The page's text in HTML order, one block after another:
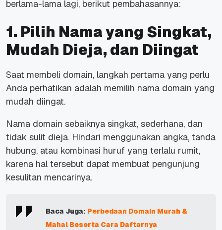
berlama-lama lagi, berikut pembahasannya:
1. Pilih Nama yang Singkat,
Mudah Dieja, dan Diingat
Saat membeli domain, langkah pertama yang perlu
Anda perhatikan adalah memilih nama domain yang
mudah diingat.
Nama domain sebaiknya singkat, sederhana, dan
tidak sulit dieja. Hindari menggunakan angka, tanda
hubung, atau kombinasi huruf yang terlalu rumit,
karena hal tersebut dapat membuat pengunjung
kesulitan mencarinya.
Baca Juga: Perbedaan Domain Murah &
Mahal Beserta Cara Daftarnya